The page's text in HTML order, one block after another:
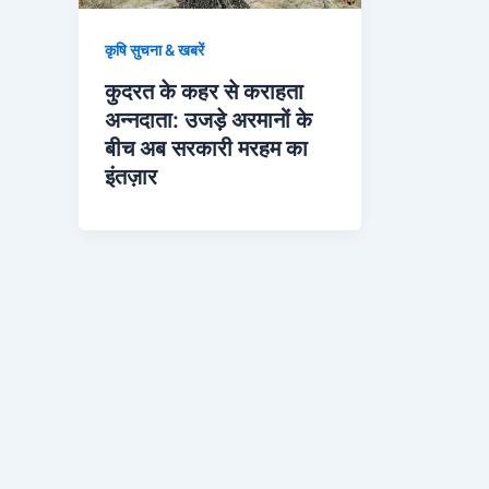
कृषि सुचना & खबरें
कुदरत के कहर से कराहता
अन्नदाता: उजड़े अरमानों के
बीच अब सरकारी मरहम का
इंतज़ार